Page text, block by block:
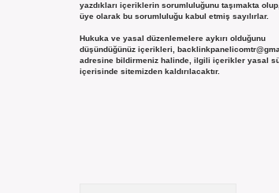
yazdıkları içeriklerin sorumluluğunu taşımakta
üye olarak bu sorumluluğu kabul etmiş sayılırlar.
Hukuka ve yasal düzenlemelere aykırı olduğunu
düşündüğünüz içerikleri,
adresine bildirmeniz halinde, ilgili içerikler yasal
içerisinde sitemizden kaldırılacaktır.